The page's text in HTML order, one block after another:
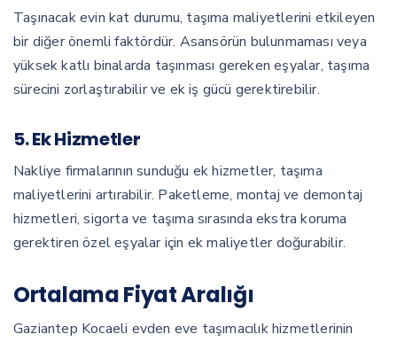
Taşınacak evin kat durumu, taşıma maliyetlerini etkileyen
bir diğer önemli faktördür. Asansörün bulunmaması veya
yüksek katlı binalarda taşınması gereken eşyalar, taşıma
sürecini zorlaştırabilir ve ek iş gücü gerektirebilir.
5. Ek Hizmetler
Nakliye firmalarının sunduğu ek hizmetler, taşıma
maliyetlerini artırabilir. Paketleme, montaj ve demontaj
hizmetleri, sigorta ve taşıma sırasında ekstra koruma
gerektiren özel eşyalar için ek maliyetler doğurabilir.
Ortalama Fiyat Aralığı
Gaziantep Kocaeli evden eve taşımacılık hizmetlerinin